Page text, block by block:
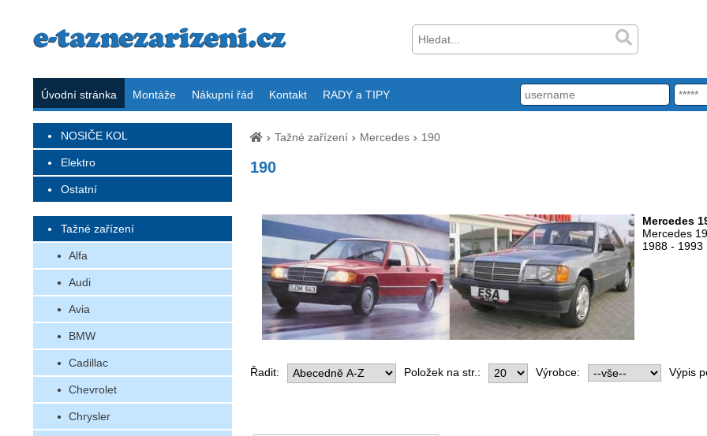
Úvodní stránka Montáže Nákupní řád Kontakt RADY a TIPY
NOSIČE KOL
Elektro
Ostatní
Tažné zařízení
Alfa
Audi
Avia
BMW
Cadillac
Chevrolet
Chrysler
Tažné zařízení Mercedes 190
190
Mercedes
Mercedes
1988 - 1993
Řadit: Položek na str.: Výrobce: Výpis